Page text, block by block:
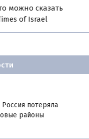
можно сказать
of Israel
потеряла
районы